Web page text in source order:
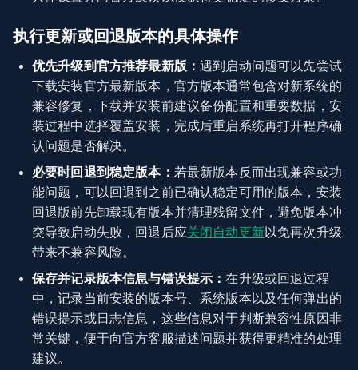
执行更新或回退版本的具体操作
优先升级到官方推荐最新版：遇到启动问题可以先尝试
下载安装官方最新版本，官方版本通常包含对新系统的
兼容修复，下载并安装前建议备份配置和重要数据，安
装过程中选择覆盖安装，完成后重启系统再打开程序确
认问题是否解决。
必要时回退到稳定版本： 若最新版本反而出现兼容或功
能问题，可以回退到之前已确认稳定可用的版本，安装
回退版前先卸载现有版本并清理残留文件，避免版本冲
突导致启动失败，回退后应关闭自动更新以免再次升级
带来不兼容风险。
保存并记录版本信息与错误提示：在升级或回退过程
中，记录当前安装的版本号、系统版本以及任何弹出的
错误提示或日志信息，这些信息对于判断兼容性原因非
常关键，便于向官方客服描述问题并获得更精准的处理
建议。